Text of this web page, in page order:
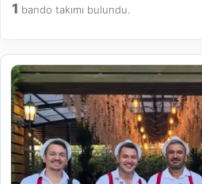
1 bando takımı bulundu.